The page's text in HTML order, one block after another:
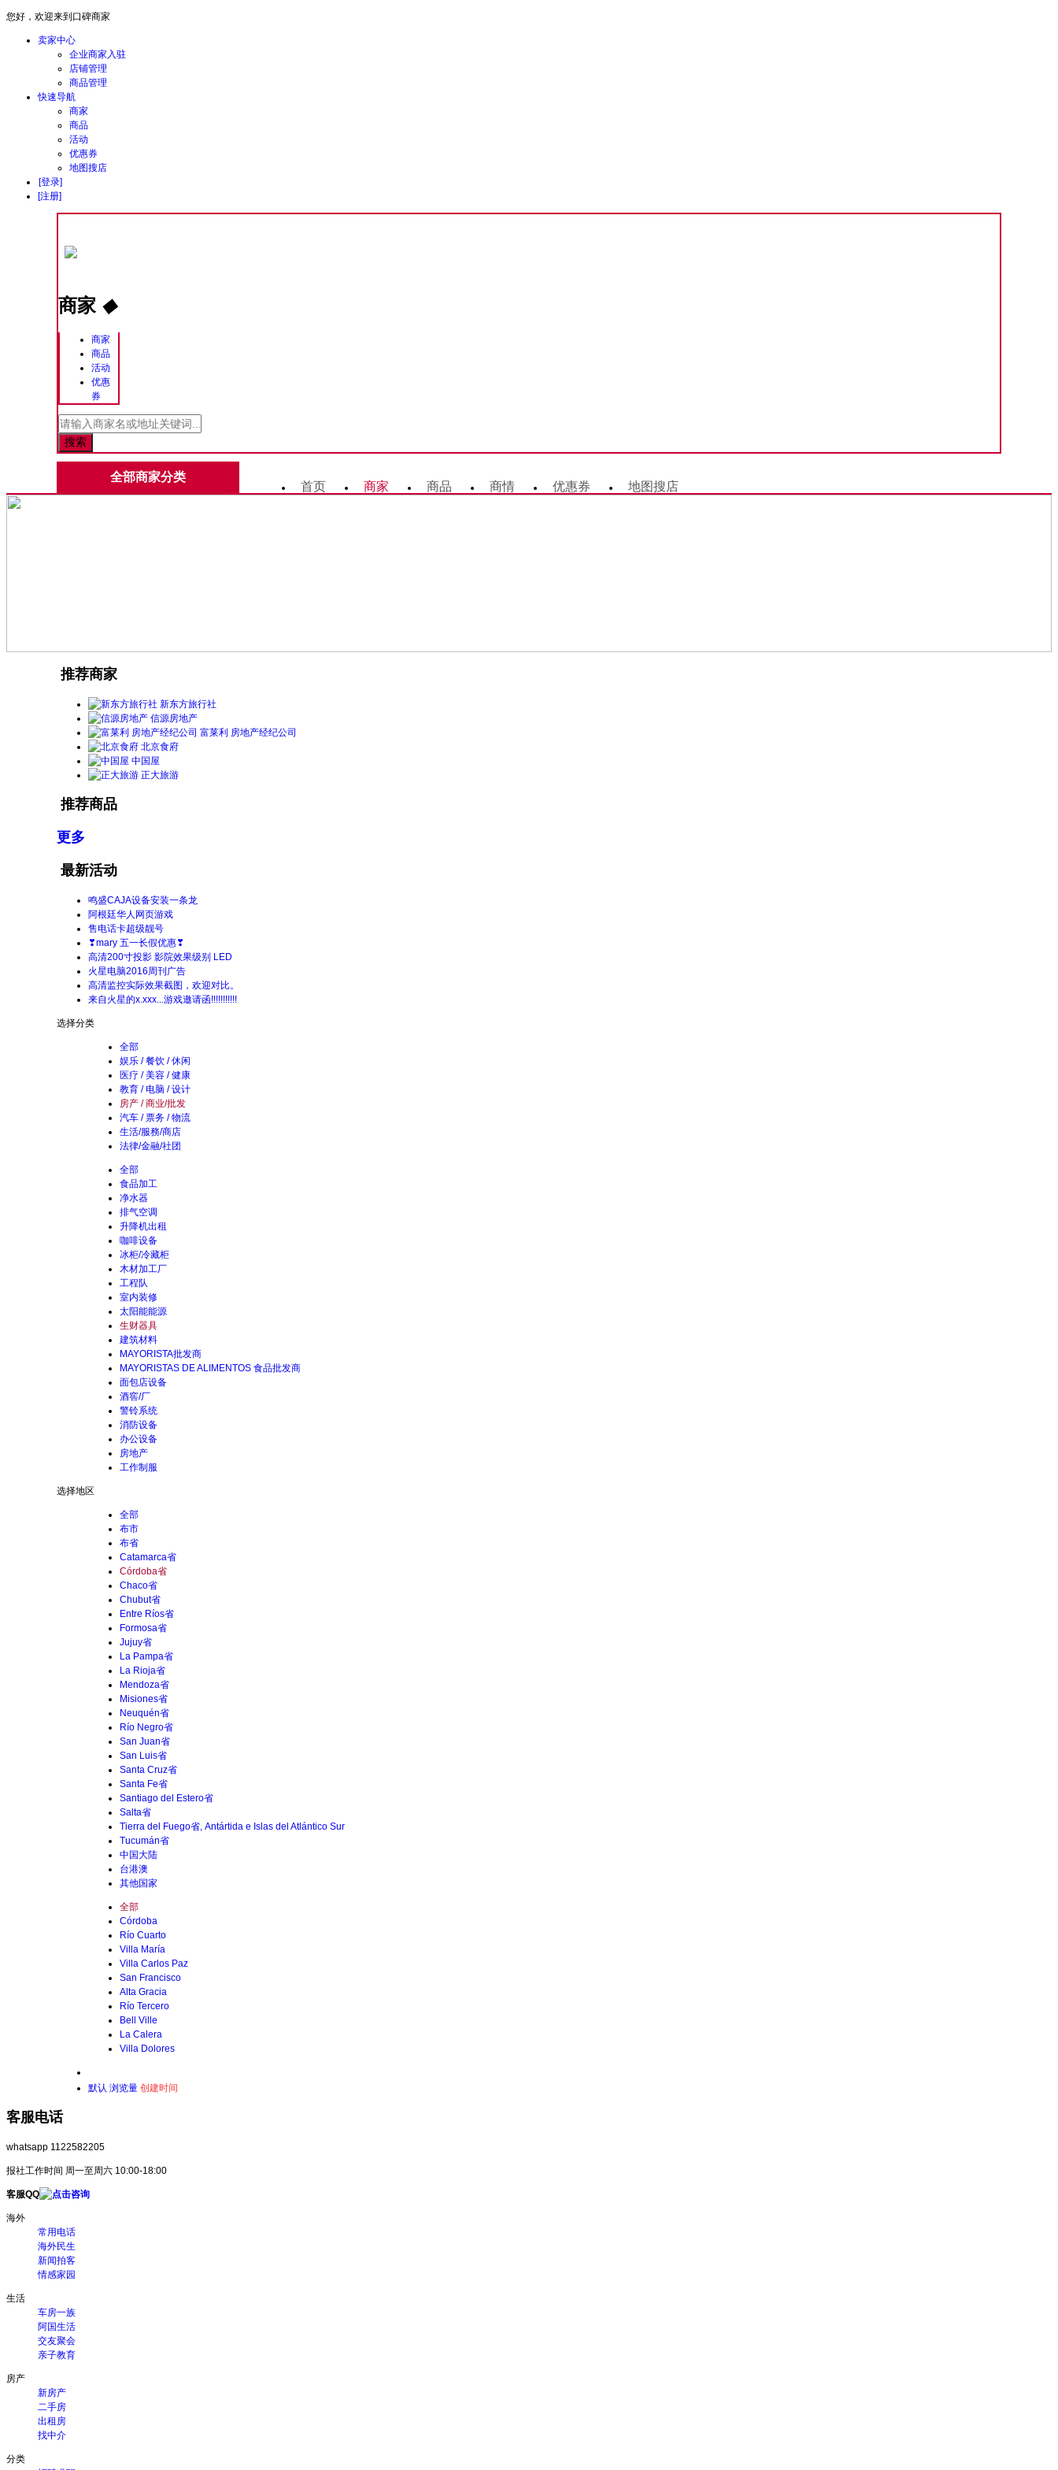
您好，欢迎来到口碑商家
卖家中心
企业商家入驻
店铺管理
商品管理
快速导航
商家
商品
活动
优惠券
地图搜店
[登录]
[注册]
商家 ◆
商家
商品
活动
优惠
券
全部商家分类
首页 商家 商品 商情 优惠券 地图搜店
推荐商家
新东方旅行社
信源房地产
富莱利 房地产经纪公司
北京食府
中国屋
正大旅游
推荐商品
更多
最新活动
鸣盛CAJA设备安装一条龙
阿根廷华人网页游戏
售电话卡超级靓号
❣mary 五一长假优惠❣
高清200寸投影 影院效果级别 LED
火星电脑2016周刊广告
高清监控实际效果截图，欢迎对比。
来自火星的x.xxx...游戏邀请函!!!!!!!!!!!
选择分类
全部
娱乐 / 餐饮 / 休闲
医疗 / 美容 / 健康
教育 / 电脑 / 设计
房产 / 商业/批发
汽车 / 票务 / 物流
生活/服務/商店
法律/金融/社团
全部
食品加工
净水器
排气空调
升降机出租
咖啡设备
冰柜/冷藏柜
木材加工厂
工程队
室内装修
太阳能能源
生财器具
建筑材料
MAYORISTA批发商
MAYORISTAS DE ALIMENTOS 食品批发商
面包店设备
酒窖/厂
警铃系统
消防设备
办公设备
房地产
工作制服
选择地区
全部
布市
布省
Catamarca省
Córdoba省
Chaco省
Chubut省
Entre Ríos省
Formosa省
Jujuy省
La Pampa省
La Rioja省
Mendoza省
Misiones省
Neuquén省
Río Negro省
San Juan省
San Luis省
Santa Cruz省
Santa Fe省
Santiago del Estero省
Salta省
Tierra del Fuego省, Antártida e Islas del Atlántico Sur
Tucumán省
中国大陆
台港澳
其他国家
全部
Córdoba
Río Cuarto
Villa María
Villa Carlos Paz
San Francisco
Alta Gracia
Río Tercero
Bell Ville
La Calera
Villa Dolores
默认 浏览量 创建时间
客服电话
whatsapp 1122582205
报社工作时间 周一至周六 10:00-18:00
客服QQ
海外
常用电话
海外民生
新闻拍客
情感家园
生活
车房一族
阿国生活
交友聚会
亲子教育
房产
新房产
二手房
出租房
找中介
分类